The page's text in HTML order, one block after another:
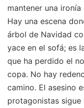
mantener una
Hay una escena
árbol de Navidad
yace en el sofá; es
que ha perdido el
copa. No hay
camino. El asesino
protagonistas sigue